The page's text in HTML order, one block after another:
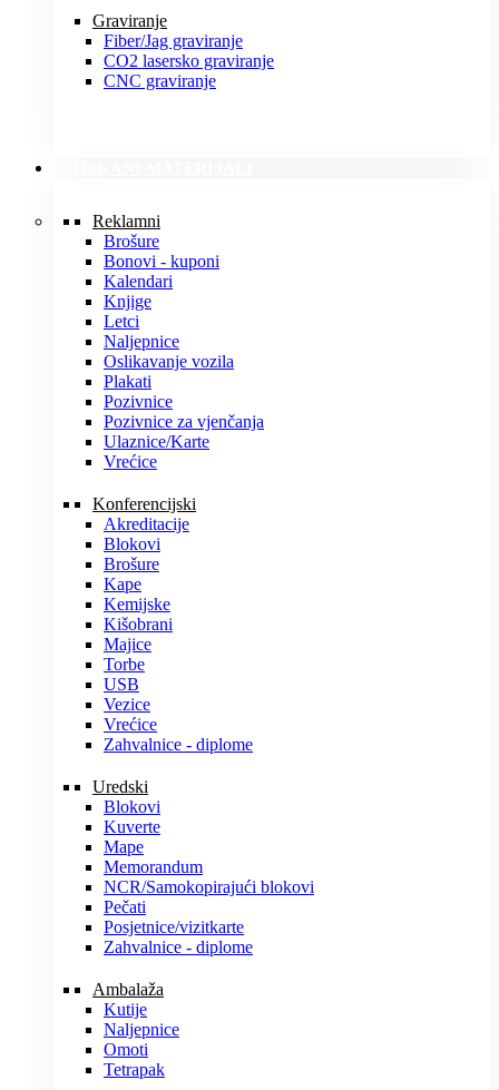
Graviranje
Fiber/Jag graviranje
CO2 lasersko graviranje
CNC graviranje
Reklamni
Brošure
Bonovi - kuponi
Kalendari
Knjige
Letci
Naljepnice
Oslikavanje vozila
Plakati
Pozivnice
Pozivnice za vjenčanja
Ulaznice/Karte
Vrećice
Konferencijski
Akreditacije
Blokovi
Brošure
Kape
Kemijske
Kišobrani
Majice
Torbe
USB
Vezice
Vrećice
Zahvalnice - diplome
Uredski
Blokovi
Kuverte
Mape
Memorandum
NCR/Samokopirajući blokovi
Pečati
Posjetnice/vizitkarte
Zahvalnice - diplome
Ambalaža
Kutije
Naljepnice
Omoti
Tetrapak